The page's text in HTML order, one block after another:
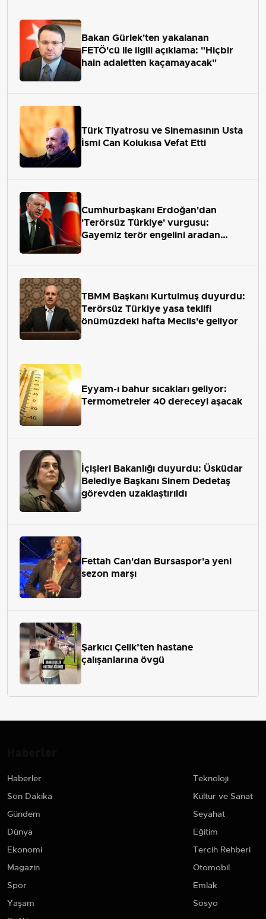
Bakan Gürlek'ten yakalanan
FETÖ'cü ile ilgili açıklama: "Hiçbir
hain adaletten kaçamayacak"
Türk Tiyatrosu ve Sinemasının Usta
İsmi Can Kolukısa Vefat Etti
Cumhurbaşkanı Erdoğan'dan
'Terörsüz Türkiye' vurgusu:
Gayemiz terör engelini aradan
TBMM Başkanı Kurtulmuş duyurdu:
Terörsüz Türkiye yasa teklifi
önümüzdeki hafta Meclis'e geliyor
Eyyam-ı bahur sıcakları geliyor:
Termometreler 40 dereceyi aşacak
İçişleri Bakanlığı duyurdu: Üsküdar
Belediye Başkanı Sinem Dedetaş
görevden uzaklaştırıldı
Fettah Can'dan Bursaspor'a yeni
sezon marşı
Şarkıcı Çelik’ten hastane
çalışanlarına övgü
Haberler
Son Dakika
Gündem
Dünya
Ekonomi
Magazin
Spor
Yaşam
Teknoloji
Kültür ve Sanat
Seyahat
Eğitim
Tercih Rehberi
Otomobil
Emlak
Sosyo